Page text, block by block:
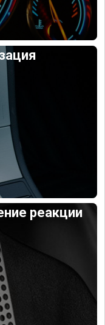
реакции